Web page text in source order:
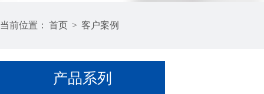
当前位置： 首页 > 客户案例
产品系列